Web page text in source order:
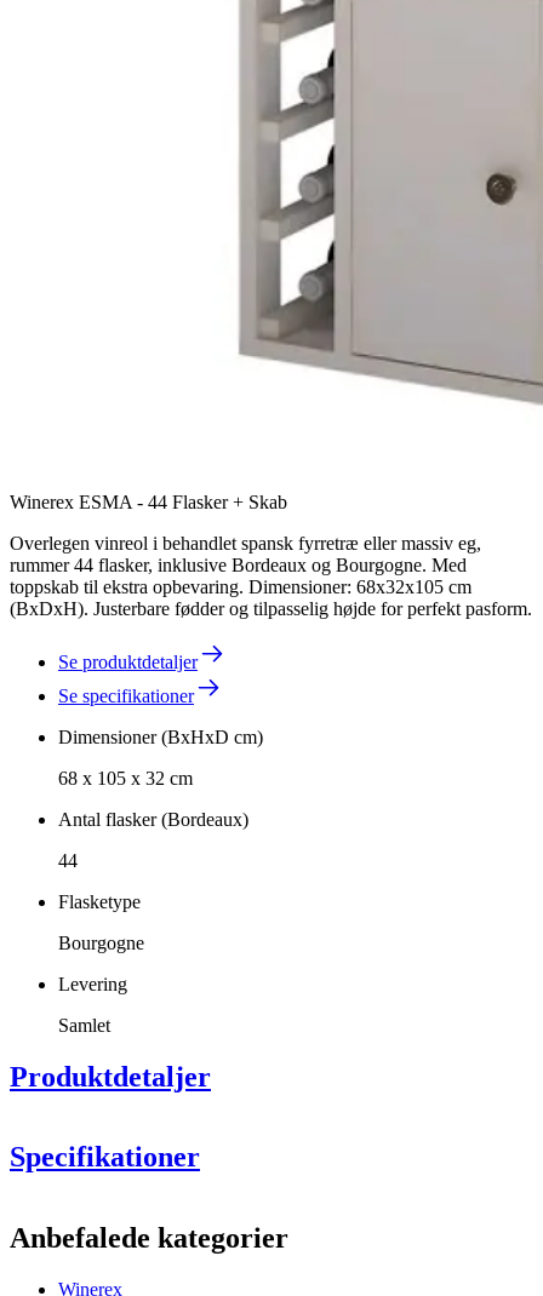
Winerex ESMA - 44 Flasker + Skab
Overlegen vinreol i behandlet spansk fyrretræ eller massiv eg,
rummer 44 flasker, inklusive Bordeaux og Bourgogne. Med
toppskab til ekstra opbevaring. Dimensioner: 68x32x105 cm
(BxDxH). Justerbare fødder og tilpasselig højde for perfekt pasform.
Se produktdetaljer
Se specifikationer
Dimensioner (BxHxD cm)
68 x 105 x 32 cm
Antal flasker (Bordeaux)
44
Flasketype
Bourgogne
Levering
Samlet
Produktdetaljer
Specifikationer
ProduktnummerEW2516
Generelt
Anbefalede kategorier
Winerex